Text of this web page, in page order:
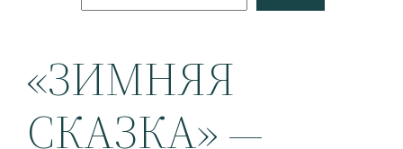
«ЗИМНЯЯ
СКАЗКА» —